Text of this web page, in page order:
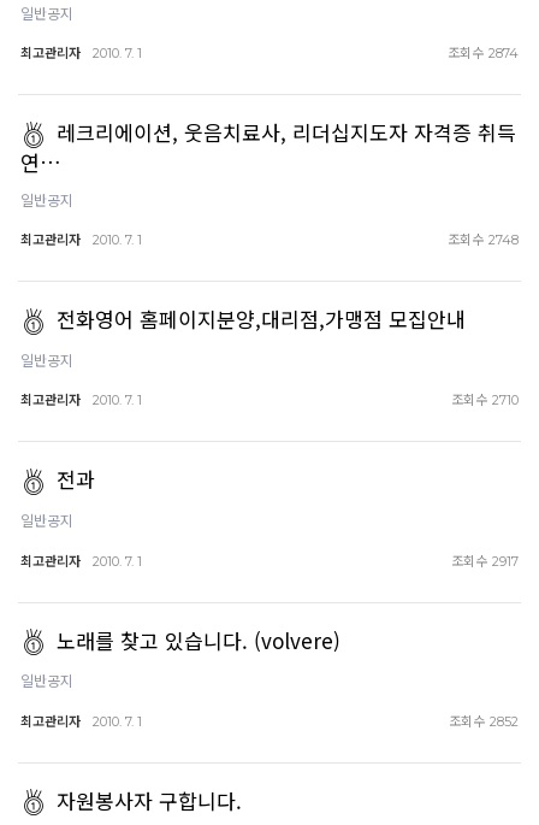
일반공지
최고관리자 2010. 7. 1 조회수 2874
레크리에이션, 웃음치료사, 리더십지도자 자격증 취득
연…
일반공지
최고관리자 2010. 7. 1 조회수 2748
전화영어 홈페이지분양,대리점,가맹점 모집안내
일반공지
최고관리자 2010. 7. 1 조회수 2710
전과
일반공지
최고관리자 2010. 7. 1 조회수 2917
노래를 찾고 있습니다. (volvere)
일반공지
최고관리자 2010. 7. 1 조회수 2852
자원봉사자 구합니다.